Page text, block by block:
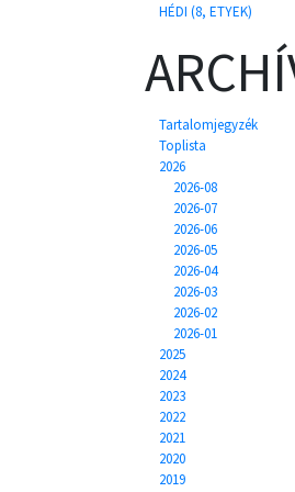
HÉDI (8, ETYEK)
Tartalomjegyzék
Toplista
2026
2026-08
2026-07
2026-06
2026-05
2026-04
2026-03
2026-02
2026-01
2025
2024
2023
2022
2021
2020
2019